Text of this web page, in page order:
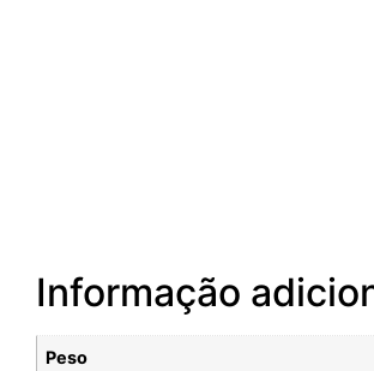
Informação
Peso